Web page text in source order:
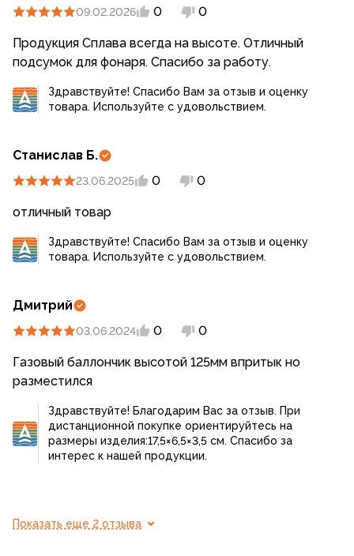
09.02.2026 0 0
Продукция Сплава всегда на высоте. Отличный
подсумок для фонаря. Спасибо за работу.
Здравствуйте! Спасибо Вам за отзыв и оценку
товара. Используйте с удовольствием.
Станислав Б.
23.06.2025 0 0
отличный товар
Здравствуйте! Спасибо Вам за отзыв и оценку
товара. Используйте с удовольствием.
Дмитрий
03.06.2024 0 0
Газовый баллончик высотой 125мм впритык но
разместился
Здравствуйте! Благодарим Вас за отзыв. При
дистанционной покупке ориентируйтесь на
размеры изделия:17,5×6,5×3,5 см. Спасибо за
интерес к нашей продукции.
Показать еще 2 отзыва